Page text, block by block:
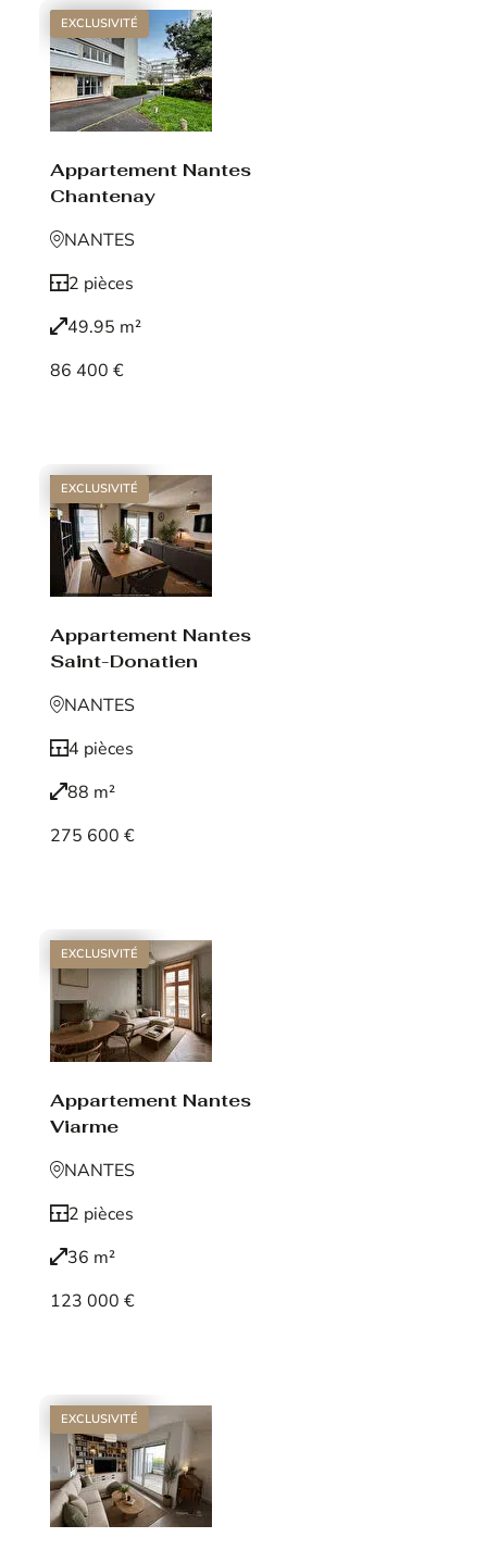
EXCLUSIVITÉ
Appartement Nantes
Chantenay
NANTES
2 pièces
49.95 m²
86 400 €
EXCLUSIVITÉ
Appartement Nantes
Saint-Donatien
NANTES
4 pièces
88 m²
275 600 €
EXCLUSIVITÉ
Appartement Nantes
Viarme
NANTES
2 pièces
36 m²
123 000 €
EXCLUSIVITÉ